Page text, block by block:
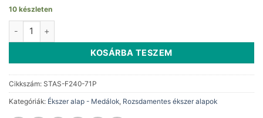
was:
10 készleten
Nemesacél szív medál ezüst színű mennyiség
KOSÁRBA TESZEM
Cikkszám: STAS-F240-71P
Kategóriák: Ékszer alap - Medálok, Rozsdamentes ékszer alapok